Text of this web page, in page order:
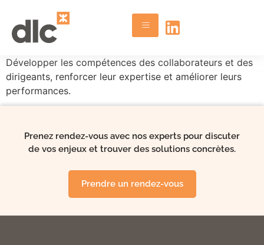
Développer les compétences des collaborateurs et des
dirigeants, renforcer leur expertise et améliorer leurs
performances.
Prenez rendez-vous avec nos experts pour discuter
de vos enjeux et trouver des solutions concrètes.
Prendre un rendez-vous